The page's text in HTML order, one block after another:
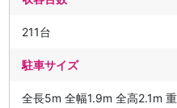
211台
駐車サイズ
全長5m 全幅1.9m 全高2.1m